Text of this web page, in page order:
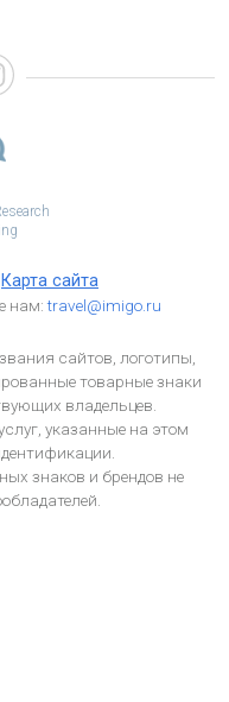
Карта сайта
нам:travel@imigo.ru
сайтов, логотипы,
товарные знаки
владельцев.
указанные на этом
знаков и брендов не